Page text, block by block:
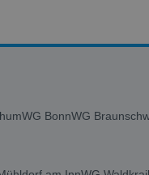
WG BonnWG